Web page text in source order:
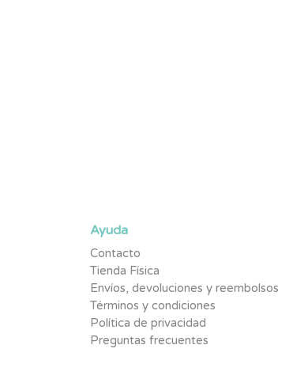
Ayuda
Contacto
Tienda Física
Envíos, devoluciones y reembolsos
Términos y condiciones
Política de privacidad
Preguntas frecuentes